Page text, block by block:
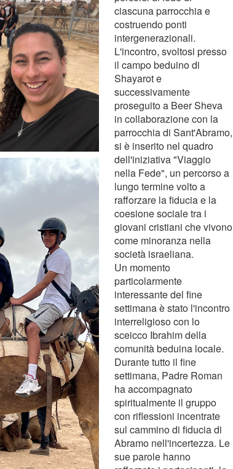
ciascuna parrocchia e
costruendo ponti
intergenerazionali.
L'incontro, svoltosi presso
il campo beduino di
Shayarot e
successivamente
proseguito a Beer Sheva
in collaborazione con la
parrocchia di Sant'Abramo,
si è inserito nel quadro
dell'iniziativa "Viaggio
nella Fede", un percorso a
lungo termine volto a
rafforzare la fiducia e la
coesione sociale tra i
giovani cristiani che vivono
come minoranza nella
società israeliana.
Un momento
particolarmente
interessante del fine
settimana è stato l'incontro
interreligioso con lo
sceicco Ibrahim della
comunità beduina locale.
Durante tutto il fine
settimana, Padre Roman
ha accompagnato
spiritualmente il gruppo
con riflessioni incentrate
sul cammino di fiducia di
Abramo nell'incertezza. Le
sue parole hanno